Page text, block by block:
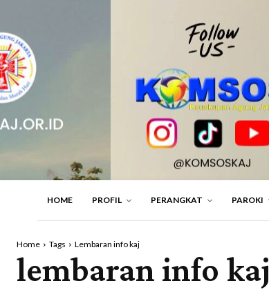
HOME PROFIL PERANGKAT PAROKI
Home Tags Lembaran info kaj
lembaran info kaj